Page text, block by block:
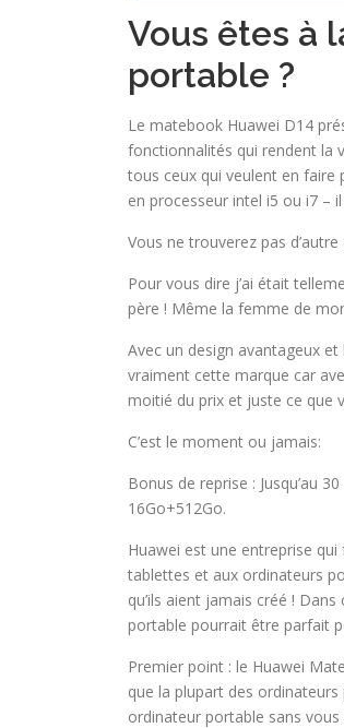
Vous êtes à
portable ?
Le matebook Huawei D14
fonctionnalités qui rendent la
tous ceux qui veulent en faire
en processeur intel i5 ou i7 –
Vous ne trouverez pas
Pour vous dire j’ai était
père ! Même la femme de
Avec un design avantageux
vraiment cette marque car
moitié du prix et juste ce que
C’est le moment ou jamais:
Bonus de reprise : Jusqu’au
16Go+512Go.
Huawei est une entreprise
tablettes et aux ordinateurs
qu’ils aient jamais créé !
portable pourrait être parfait
Premier point : le Huawei
que la plupart des
ordinateur portable sans